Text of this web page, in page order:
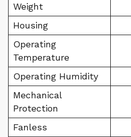
Weight
Housing
Operating
Temperature
Operating Humidity
Mechanical
Protection
Fanless